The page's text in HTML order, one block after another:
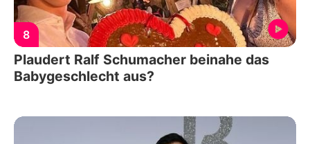
8
Plaudert Ralf Schumacher beinahe das
Babygeschlecht aus?